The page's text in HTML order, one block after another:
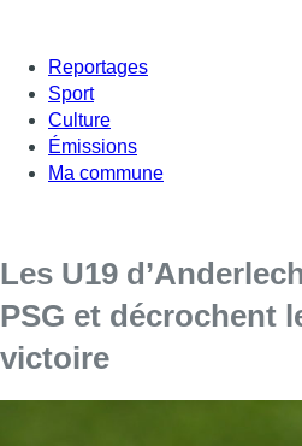
Reportages
Sport
Culture
Émissions
Ma commune
Les U19
PSG et décrochent
victoire